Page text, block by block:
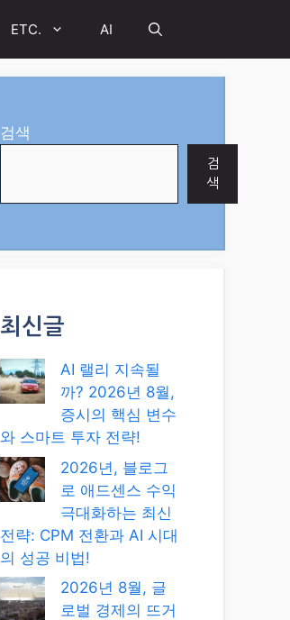
ETC. AI
검색
검
색
최신글
AI 랠리 지속될
까? 2026년 8월,
증시의 핵심 변수
와 스마트 투자 전략!
2026년, 블로그
로 애드센스 수익
극대화하는 최신
전략: CPM 전환과 AI 시대
의 성공 비법!
2026년 8월, 글
로벌 경제의 뜨거